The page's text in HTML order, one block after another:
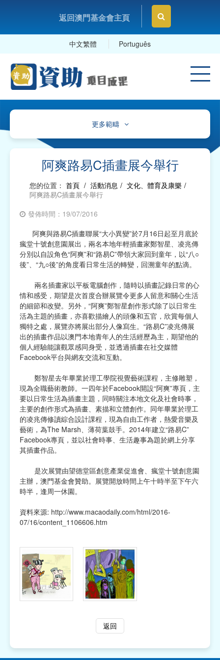
返回澳門基金會主頁
中文繁體 Português
更多範疇
文化、體育及康樂
教育及研究
衛生
社會服務
工商及專業社團、工會
宗教
慈善中介及志願活動推廣
公民社團及同鄉會
國際
其他
阿爽路易C插畫展今舉行
您的位置： 首頁 / 活動消息 / 文化、體育及康樂 /
阿爽路易C插畫展今舉行
發佈時間：19/07/2016
阿爽與路易C插畫聯展“大小異變”於7月16日起至月底於
瘋堂十號創意園展出，兩名本地年輕插畫家鄭智星、凌兆傳
分別以自設角色“阿爽”和“路易C”帶領大家回到童年，以“八○
後”、“九○後”的角度看日常生活的轉變，回溯童年的點滴。
兩名插畫家以平板電腦創作，隨時以插畫記錄日常的心
情和感受，期望是次首度合辦展覽令更多人留意和關心生活
的細節和改變。另外，“阿爽”鄭智星創作形式除了以日常生
活為主題的插畫，亦喜歡描繪人的頭像和五官，欣賞每個人
獨特之處，展覽亦將展出部分人像寫生。“路易C”凌兆傳展
出的插畫作品以澳門本地青年人的生活經歷為主，期望他的
個人經驗能讓觀眾感同身受，並透過插畫在社交媒體
Facebook平台與網友交流和互動。
鄭智星去年畢業於理工學院視覺藝術課程，主修雕塑，
現為全職藝術教師。一四年於Facebook開設“阿爽”專頁，主
要以日常生活為插畫主題，同時關注本地文化及社會時事，
主要的創作形式為插畫、素描和立體創作。同年畢業於理工
的凌兆傳修讀綜合設計課程，現為自由工作者，熱愛音樂及
藝術，為The Marsh、薄荷葉鼓手。2014年建立“路易C”
Facebook專頁，並以社會時事、生活趣事為題於網上分享
其插畫作品。
是次展覽由望德堂區創意產業促進會、瘋堂十號創意園
主辦，澳門基金會贊助。展覽開放時間上午十時半至下午六
時半，逢周一休園。
資料來源: http://www.macaodaily.com/html/2016-
07/16/content_1106606.htm
返回